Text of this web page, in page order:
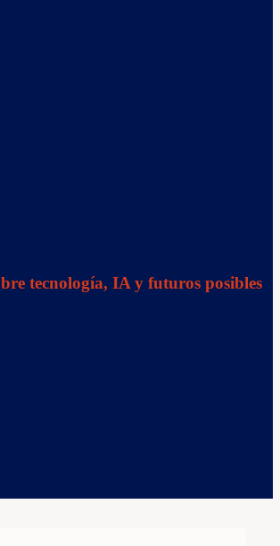
tecnología, IA y futuros posibles